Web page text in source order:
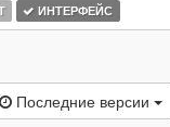
ИНТЕРФЕЙС
Последние версии